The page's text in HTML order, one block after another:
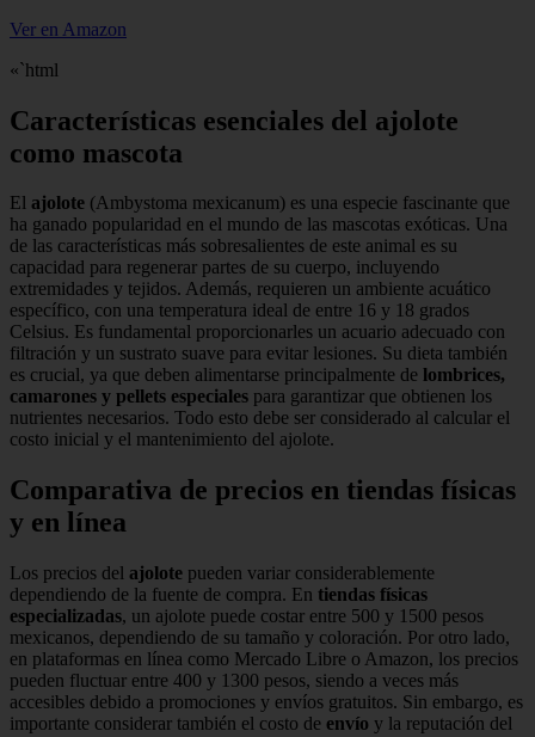
Ver en Amazon
«`html
Características esenciales del ajolote
como mascota
El ajolote (Ambystoma mexicanum) es una especie fascinante que
ha ganado popularidad en el mundo de las mascotas exóticas. Una
de las características más sobresalientes de este animal es su
capacidad para regenerar partes de su cuerpo, incluyendo
extremidades y tejidos. Además, requieren un ambiente acuático
específico, con una temperatura ideal de entre 16 y 18 grados
Celsius. Es fundamental proporcionarles un acuario adecuado con
filtración y un sustrato suave para evitar lesiones. Su dieta también
es crucial, ya que deben alimentarse principalmente de lombrices,
camarones y pellets especiales para garantizar que obtienen los
nutrientes necesarios. Todo esto debe ser considerado al calcular el
costo inicial y el mantenimiento del ajolote.
Comparativa de precios en tiendas físicas
y en línea
Los precios del ajolote pueden variar considerablemente
dependiendo de la fuente de compra. En tiendas físicas
especializadas, un ajolote puede costar entre 500 y 1500 pesos
mexicanos, dependiendo de su tamaño y coloración. Por otro lado,
en plataformas en línea como Mercado Libre o Amazon, los precios
pueden fluctuar entre 400 y 1300 pesos, siendo a veces más
accesibles debido a promociones y envíos gratuitos. Sin embargo, es
importante considerar también el costo de envío y la reputación del